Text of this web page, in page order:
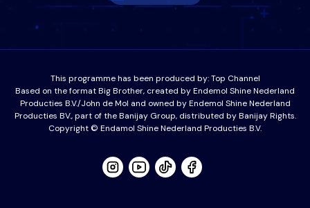
This programme has been produced by:Top Channel
Based on the format Big Brother, created by Endemol Shine Nederland
Producties B.V./John de Mol and owned by Endemol Shine Nederland
Producties BV., part of the Banijay Group, distributed by Banijay Rights.
Copyright © Endamol Shine Nederland Producties B.V.